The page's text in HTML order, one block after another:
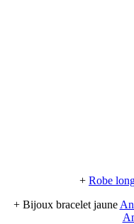
+ Robe
+ Bijoux bracelet jaune